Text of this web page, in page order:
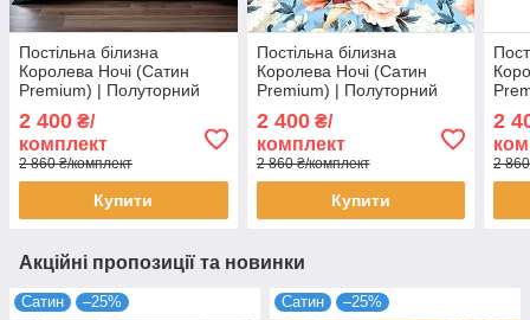
Постільна білизна
Королева Ночі (Сатин
Premium) | Полуторний
Однотонний темно-
зелений
2 400 ₴/
комплект
2 860 ₴/комплект
Купити
Постільна білизна
Королева Ночі (Сатин
Premium) | Полуторний
блакитному та
персиковому
2 400₴/
комплект
2 860 ₴/комплект
Купити
2
2
Акційні пропозиції та новинки
Сатин –25% Сатин –25%